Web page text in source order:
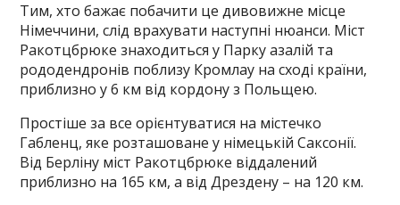
Тим, хто бажає побачити це дивовижне місце
Німеччини, слід врахувати наступні нюанси. Міст
Ракотцбрюке знаходиться у Парку азалій та
рододендронів поблизу Кромлау на сході країни,
приблизно у 6 км від кордону з Польщею.
Простіше за все орієнтуватися на містечко
Габленц, яке розташоване у німецькій Саксонії.
Від Берліну міст Ракотцбрюке віддалений
приблизно на 165 км, а від Дрездену – на 120 км.